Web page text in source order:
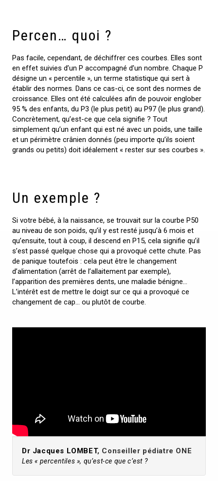
Percen… quoi ?
Pas facile, cependant, de déchiffrer ces courbes. Elles sont
en effet suivies d’un P accompagné d’un nombre. Chaque P
désigne un « percentile », un terme statistique qui sert à
établir des normes. Dans ce cas-ci, ce sont des normes de
croissance. Elles ont été calculées afin de pouvoir englober
95 % des enfants, du P3 (le plus petit) au P97 (le plus grand).
Concrètement, qu’est-ce que cela signifie ? Tout
simplement qu’un enfant qui est né avec un poids, une taille
et un périmètre crânien donnés (peu importe qu’ils soient
grands ou petits) doit idéalement « rester sur ses courbes ».
Un exemple ?
Si votre bébé, à la naissance, se trouvait sur la courbe P50
au niveau de son poids, qu’il y est resté jusqu’à 6 mois et
qu’ensuite, tout à coup, il descend en P15, cela signifie qu’il
s’est passé quelque chose qui a provoqué cette chute. Pas
de panique toutefois : cela peut être le changement
d’alimentation (arrêt de l’allaitement par exemple),
l’apparition des premières dents, une maladie bénigne…
L’intérêt est de mettre le doigt sur ce qui a provoqué ce
changement de cap… ou plutôt de courbe.
Dr Jacques LOMBET, Conseiller pédiatre ONE
Les « percentiles », qu’est-ce que c’est ?